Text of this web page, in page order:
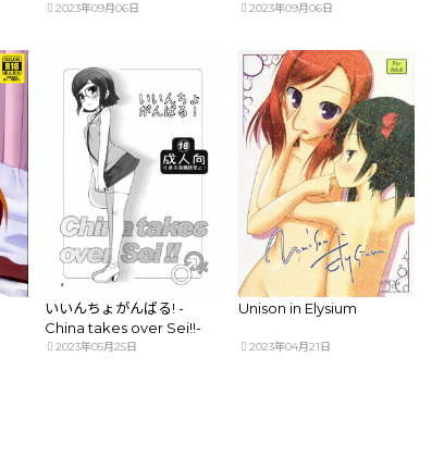
2023年09月06日 2023年09月06日
いいんちょがんばる! -
China takes over Sei!!-
2023年05月25日
Unison in Elysium
2023年04月21日